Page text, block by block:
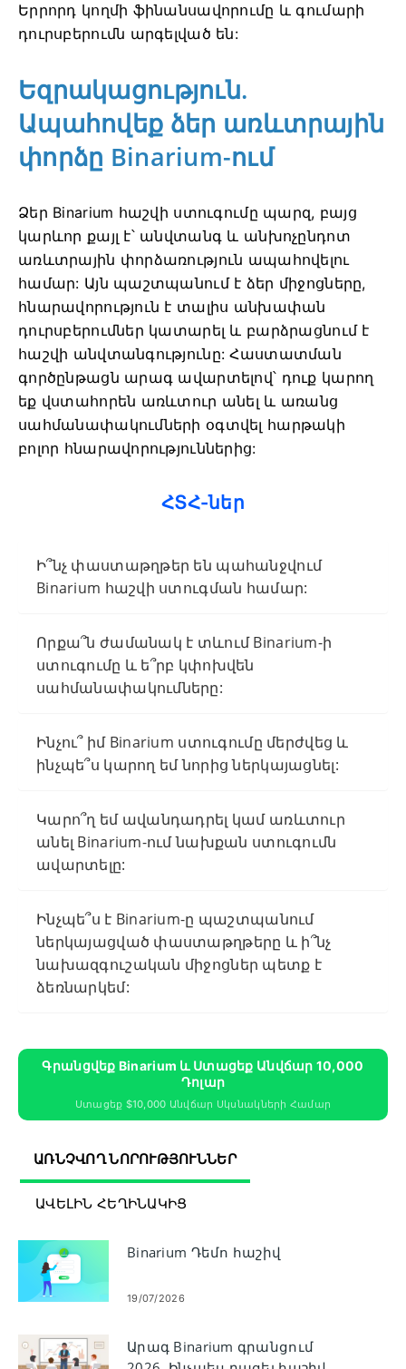
Երրորդ կողմի ֆինանսավորումը և գումարի
դուրսբերումն արգելված են:
Եզրակացություն.
Ապահովեք ձեր առևտրային
փորձը Binarium-ում
Ձեր Binarium հաշվի ստուգումը պարզ, բայց
կարևոր քայլ է՝ անվտանգ և անխոչընդոտ
առևտրային փորձառություն ապահովելու
համար: Այն պաշտպանում է ձեր միջոցները,
հնարավորություն է տալիս անխափան
դուրսբերումներ կատարել և բարձրացնում է
հաշվի անվտանգությունը: Հաստատման
գործընթացն արագ ավարտելով՝ դուք կարող
եք վստահորեն առևտուր անել և առանց
սահմանափակումների օգտվել հարթակի
բոլոր հնարավորություններից:
ՀՏՀ-ներ
Ի՞նչ փաստաթղթեր են պահանջվում
Binarium հաշվի ստուգման համար:
Որքա՞ն ժամանակ է տևում Binarium-ի
ստուգումը և ե՞րբ կփոխվեն
սահմանափակումները:
Ինչու՞ իմ Binarium ստուգումը մերժվեց և
ինչպե՞ս կարող եմ նորից ներկայացնել:
Կարո՞ղ եմ ավանդադրել կամ առևտուր
անել Binarium-ում նախքան ստուգումն
ավարտելը:
Ինչպե՞ս է Binarium-ը պաշտպանում
ներկայացված փաստաթղթերը և ի՞նչ
նախազգուշական միջոցներ պետք է
ձեռնարկեմ:
Գրանցվեք Binarium ԵՒ Ստացեք Անվճար 10,000
Դոլար
Ստացեք $10,000 Անվճար Սկսնակների Համար
ԱՌՆՉՎՈՂ ՆՈՐՈՒԹՅՈՒՆՆԵՐ
ԱՎԵԼԻՆ ՀԵՂԻՆԱԿԻՑ
Binarium Դեմո հաշիվ
19/07/2026
Արագ Binarium գրանցում